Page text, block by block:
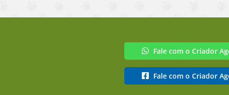
Fale com o Criador
Fale com o Criador